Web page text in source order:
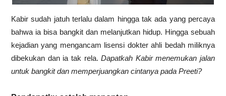
Kabir sudah jatuh terlalu dalam hingga tak ada yang percaya
bahwa ia bisa bangkit dan melanjutkan hidup. Hingga sebuah
kejadian yang mengancam lisensi dokter ahli bedah miliknya
dibekukan dan ia tak rela.Dapatkah Kabir menemukan jalan
untuk bangkit dan memperjuangkan cintanya pada Preeti?